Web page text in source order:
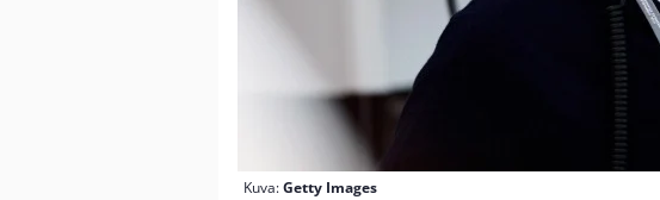
Kuva:Getty Images